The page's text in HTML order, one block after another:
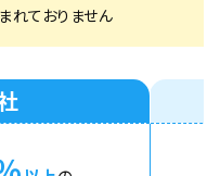
ておりません